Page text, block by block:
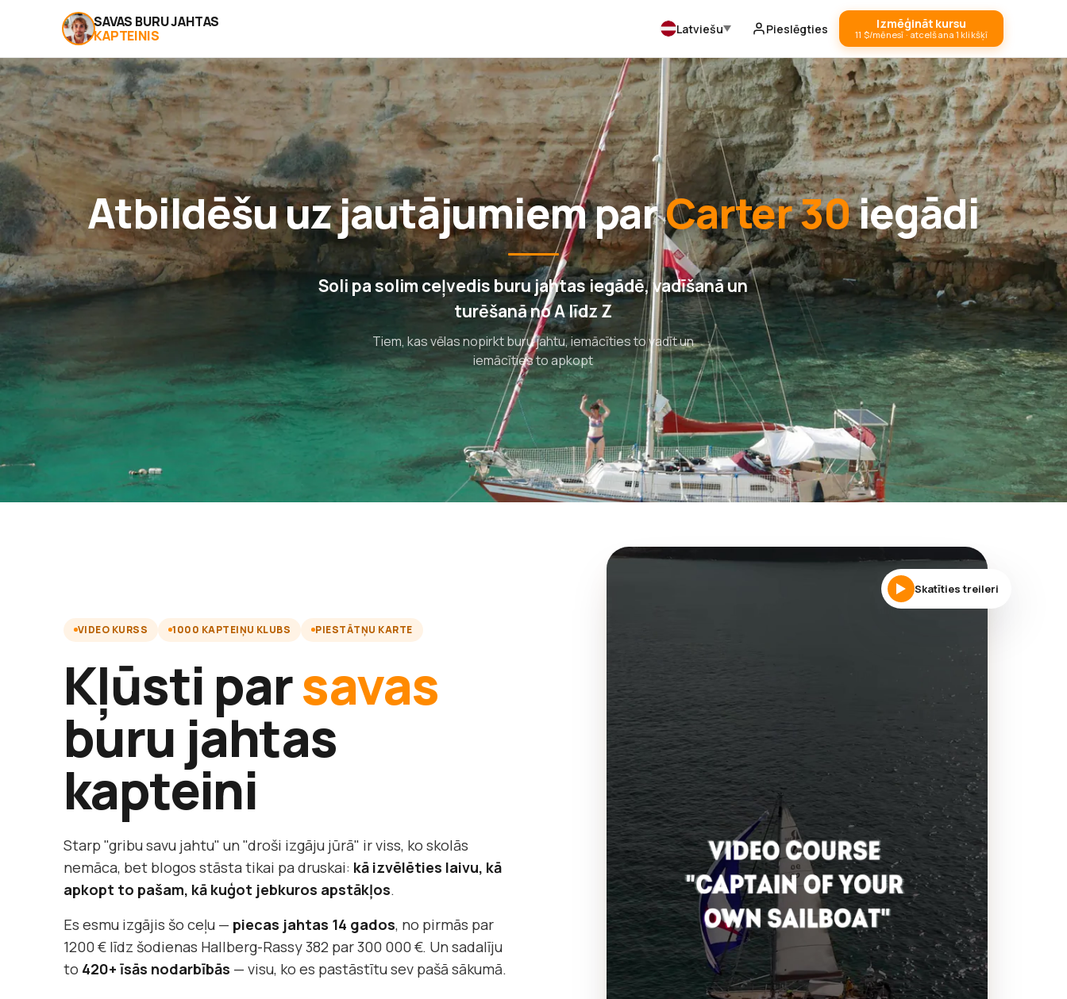
SAVAS BURU JAHTAS
KAPTEINIS
Latviešu Pieslēgties Izmēģināt kursu
11 $/mēnesī · atcelšana 1 klikšķī
Atbildēšu uz jautājumiem parCarter 30iegādi
Soli pa solim ceļvedis buru jahtas iegādē, vadīšanā un
turēšanā no A līdz Z
Tiem, kas vēlas nopirkt buru jahtu, iemācīties to vadīt un
iemācīties to apkopt
VIDEO KURSS 1000 KAPTEIŅU KLUBS PIESTĀTŅU KARTE
Kļūsti parsavas
buru jahtas
kapteini
Starp "gribu savu jahtu" un "droši izgāju jūrā" ir viss, ko skolās
nemāca, bet blogos stāsta tikai pa druskai: kā izvēlēties laivu, kā
apkopt to pašam, kā kuģot jebkuros apstākļos.
Es esmu izgājis šo ceļu — piecas jahtas 14 gados, no pirmās par
1200 € līdz šodienas Hallberg-Rassy 382 par 300 000 €. Un sadalīju
to 420+ īsās nodarbībās — visu, ko es pastāstītu sev pašā sākumā.
Skatīties treileri